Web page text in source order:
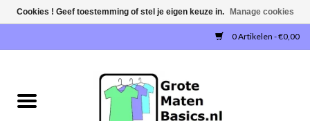
0 Artikelen - €0,00
NIEUW!
Cookies ! Geef toestemming of stel je eigen keuze in. Manage cookies